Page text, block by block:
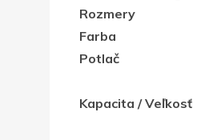
Rozmery
Farba
Potlač
Kapacita / Veľkosť